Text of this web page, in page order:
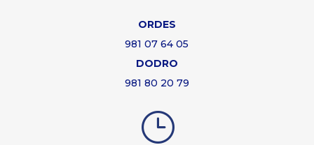
ORDES
981 07 64 05
DODRO
981 80 20 79
}